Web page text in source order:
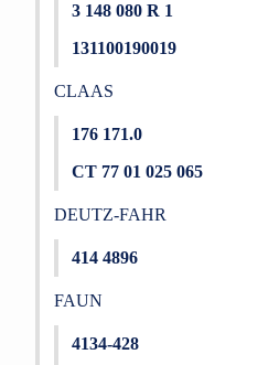
3 148 080 R 1
131100190019
CLAAS
176 171.0
CT 77 01 025 065
DEUTZ-FAHR
414 4896
FAUN
4134-428